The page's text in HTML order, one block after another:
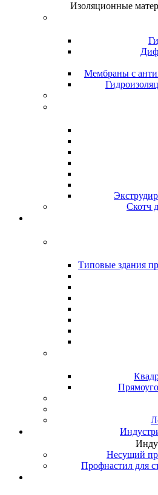
Изоляционные
Мембраны с
Скотч
Типовые здания
Несущий
Профнастил для